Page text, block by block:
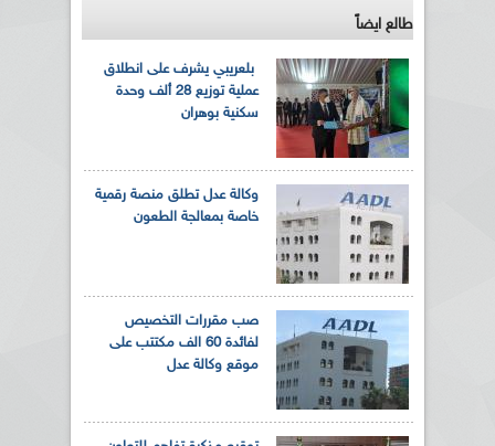
طالع ايضاً
بلعريبي يشرف على انطلاق
عملية توزيع 28 ألف وحدة
سكنية بوهران
وكالة عدل تطلق منصة رقمية
خاصة بمعالجة الطعون
صب مقررات التخصيص
لفائدة 60 الف مكتتب على
موقع وكالة عدل